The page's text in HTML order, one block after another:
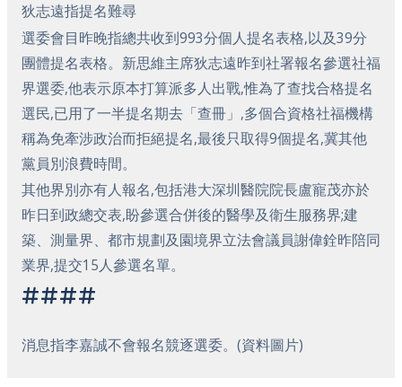
狄志遠指提名難尋
選委會目昨晚指總共收到993分個人提名表格,以及39分
團體提名表格。新思維主席狄志遠昨到社署報名參選社福
界選委,他表示原本打算派多人出戰,惟為了查找合格提名
選民,已用了一半提名期去「查冊」,多個合資格社福機構
稱為免牽涉政治而拒絕提名,最後只取得9個提名,冀其他
黨員別浪費時間。
其他界別亦有人報名,包括港大深圳醫院院長盧寵茂亦於
昨日到政總交表,盼參選合併後的醫學及衛生服務界;建
築、測量界、都市規劃及園境界立法會議員謝偉銓昨陪同
業界,提交15人參選名單。
####
消息指李嘉誠不會報名競逐選委。(資料圖片)